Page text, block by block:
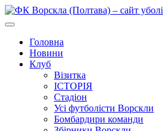
Головна
Новини
Клуб
Візитка
ІСТОРІЯ
Стадіон
Усі футболісти Ворскли
Бомбардири команди